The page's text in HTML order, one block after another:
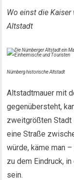
Wo einst die
Altstadt
Nürnberg historische Altstadt
Altstadtmauer mit
gegenübersteht,
zweitgrößten Stadt
eine Straße
würde, käme man
zu dem Eindruck,
sein.